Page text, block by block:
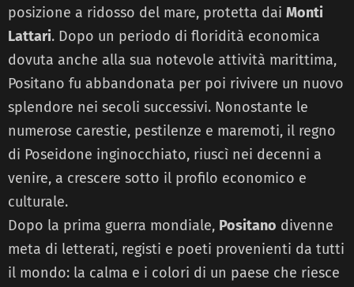
posizione a ridosso del mare, protetta dai Monti
Lattari. Dopo un periodo di floridità economica
dovuta anche alla sua notevole attività marittima,
Positano fu abbandonata per poi rivivere un nuovo
splendore nei secoli successivi. Nonostante le
numerose carestie, pestilenze e maremoti, il regno
di Poseidone inginocchiato, riuscì nei decenni a
venire, a crescere sotto il profilo economico e
culturale.
Dopo la prima guerra mondiale, Positano divenne
meta di letterati, registi e poeti provenienti da tutti
il mondo: la calma e i colori di un paese che riesce